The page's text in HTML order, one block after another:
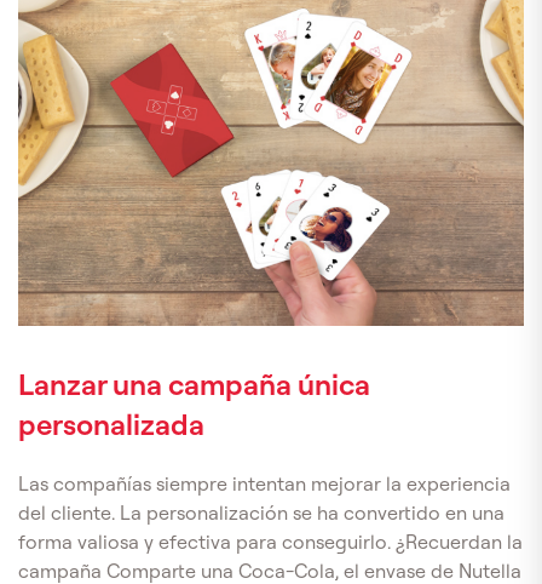
Lanzar una campaña única
personalizada
Las compañías siempre intentan mejorar la experiencia
del cliente. La personalización se ha convertido en una
forma valiosa y efectiva para conseguirlo. ¿Recuerdan la
campaña Comparte una Coca-Cola, el envase de Nutella